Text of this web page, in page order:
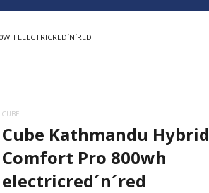
ELECTRICRED´N´RED
CUBE
Cube Kathmandu Hybrid
Comfort Pro 800wh
electricred´n´red